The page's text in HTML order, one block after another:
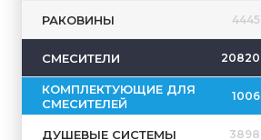
РАКОВИНЫ 4445
СМЕСИТЕЛИ 20820
КОМПЛЕКТУЮЩИЕ ДЛЯ
СМЕСИТЕЛЕЙ
1006
ДУШЕВЫЕ СИСТЕМЫ 3898